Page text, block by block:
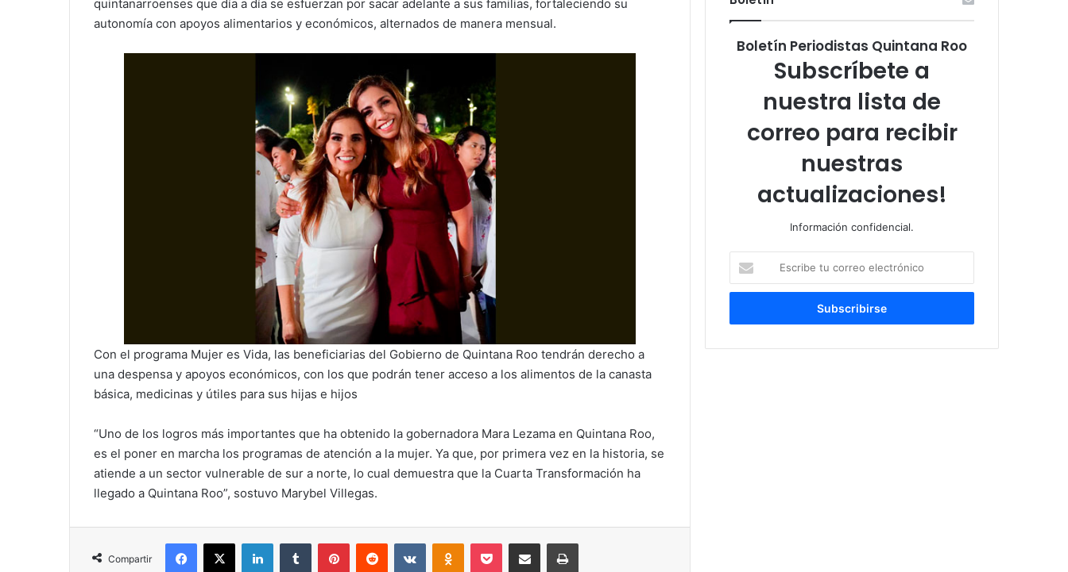
quintanarroenses que día a día se esfuerzan por sacar adelante a sus familias, fortaleciendo su
autonomía con apoyos alimentarios y económicos, alternados de manera mensual.
Con el programa Mujer es Vida, las beneficiarias del Gobierno de Quintana Roo tendrán derecho a
una despensa y apoyos económicos, con los que podrán tener acceso a los alimentos de la canasta
básica, medicinas y útiles para sus hijas e hijos
“Uno de los logros más importantes que ha obtenido la gobernadora Mara Lezama en Quintana Roo,
es el poner en marcha los programas de atención a la mujer. Ya que, por primera vez en la historia, se
atiende a un sector vulnerable de sur a norte, lo cual demuestra que la Cuarta Transformación ha
llegado a Quintana Roo”, sostuvo Marybel Villegas.
Compartir
Facebook
X LinkedInTumblr PinterestReddit VKontakteOdnoklassniki
Pocket Compartir por correo electrónicoImprimir
Boletín Periodistas Quintana Roo
Subscríbete a
nuestra lista de
correo para recibir
nuestras
actualizaciones!
Información confidencial.
tu
correo